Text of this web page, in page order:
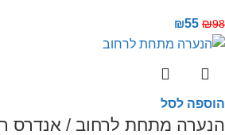
₪98
₪55
הוספה לסל
הנערה מתחת לרחוב / אנדרס